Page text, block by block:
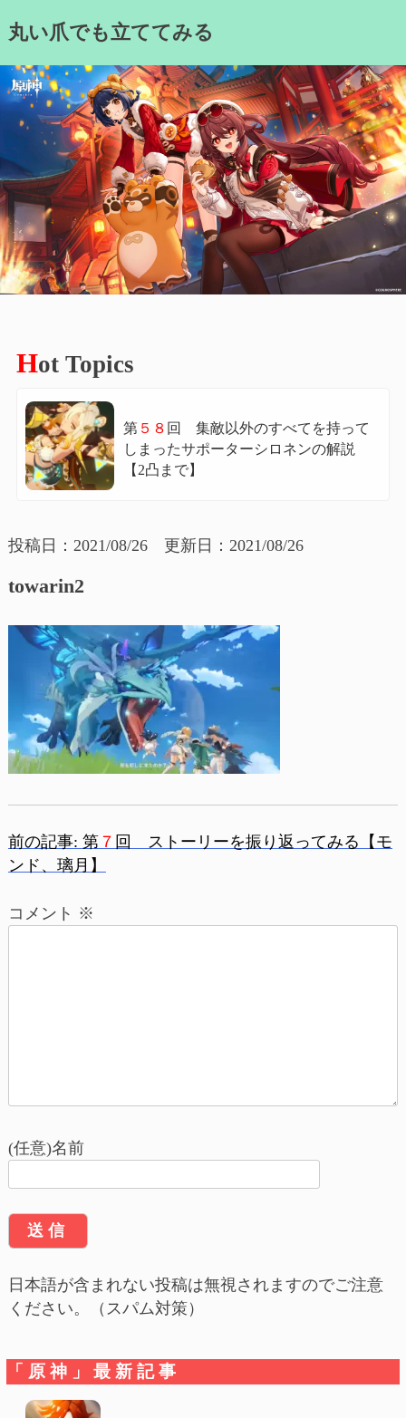
to丸い爪でも立ててみる
Hot Topics
第５８ 回 集敵以外のすべてを持って
しまったサポーターシロネンの解説
【2凸まで】
投稿日：2021/08/26 更新日：2021/08/26
towarin2
投
ン
前の記事: 第７ 回 ストーリーを振り返ってみる【モ
ンド、璃月】
コメント ※
(任意)名前
日本語が含まれない投稿は無視されますのでご注意
ください。（スパム対策）
「原神」最新記事